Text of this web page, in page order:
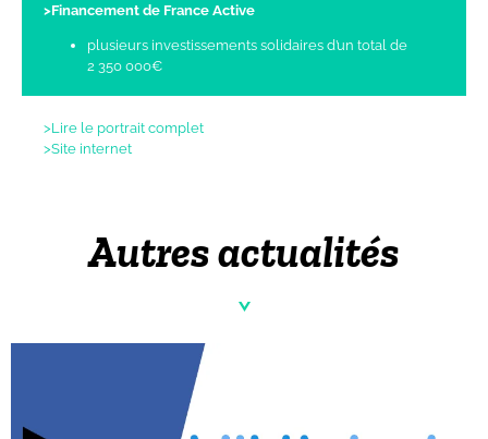
>Financement de France Active
plusieurs investissements solidaires d’un total de
2 350 000€
>Lire le portrait complet
>Site internet
Autres actualités